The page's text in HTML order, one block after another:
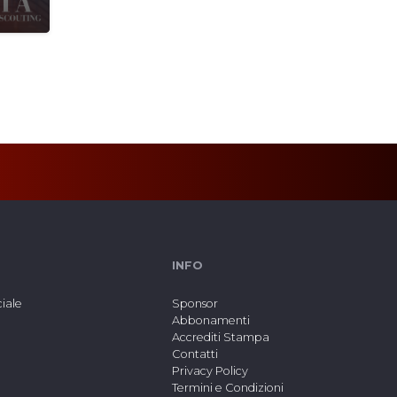
INFO
Sponsor
Abbonamenti
Accrediti Stampa
Contatti
Privacy Policy
Termini e Condizioni